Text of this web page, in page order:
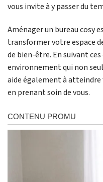
vous invite à y passer du
Aménager un bureau cosy
transformer votre espace
de bien-être. En suivant
environnement qui non
aide également à
en prenant soin de vous.